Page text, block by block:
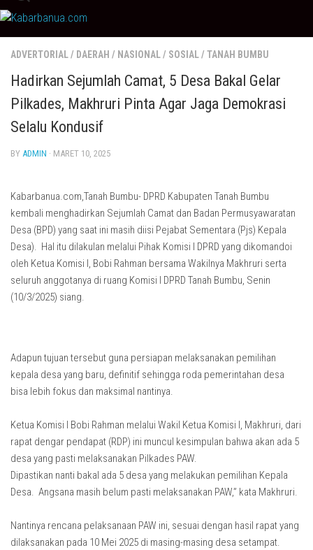
Skip
to
content
ADVERTORIAL/ DAERAH / NASIONAL/ SOSIAL/ TANAH BUMBU
Hadirkan Sejumlah Camat, 5 Desa Bakal Gelar
Pilkades, Makhruri Pinta Agar Jaga Demokrasi
Selalu Kondusif
BY ADMIN · MARET 10, 2025
Kabarbanua.com,Tanah Bumbu- DPRD Kabupaten Tanah Bumbu
kembali menghadirkan Sejumlah Camat dan Badan Permusyawaratan
Desa (BPD) yang saat ini masih diisi Pejabat Sementara (Pjs) Kepala
Desa). Hal itu dilakulan melalui Pihak Komisi I DPRD yang dikomandoi
oleh Ketua Komisi I, Bobi Rahman bersama Wakilnya Makhruri serta
seluruh anggotanya di ruang Komisi I DPRD Tanah Bumbu, Senin
(10/3/2025) siang.
Adapun tujuan tersebut guna persiapan melaksanakan pemilihan
kepala desa yang baru, definitif sehingga roda pemerintahan desa
bisa lebih fokus dan maksimal nantinya.
Ketua Komisi I Bobi Rahman melalui Wakil Ketua Komisi I, Makhruri, dari
rapat dengar pendapat (RDP) ini muncul kesimpulan bahwa akan ada 5
desa yang pasti melaksanakan Pilkades PAW.
Dipastikan nanti bakal ada 5 desa yang melakukan pemilihan Kepala
Desa. Angsana masih belum pasti melaksanakan PAW,” kata Makhruri.
Nantinya rencana pelaksanaan PAW ini, sesuai dengan hasil rapat yang
dilaksanakan pada 10 Mei 2025 di masing-masing desa setampat.